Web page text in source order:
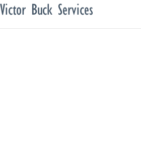
Victor Buck Services